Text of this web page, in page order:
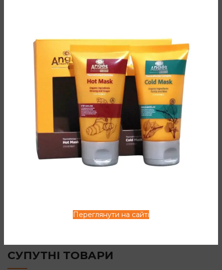
Переглянути на сайті
Сиворотка для інтенсивного відновлення волосся і з
підвищеною концентрацією компонентів. Має прозору і
легку текстурою, яка легко проникає до структури
волосся.
Сиворотка містить в складі олії аргана, камелії, макадамії,
екстракт бурих водоростей.
ДОДАТКОВА ІНФОРМАЦІЯ
СУПУТНІ ТОВАРИ